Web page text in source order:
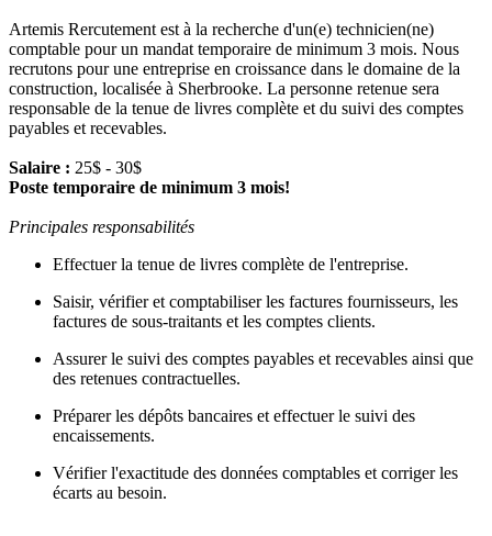
Artemis Rercutement est à la recherche d'un(e) technicien(ne)
comptable pour un mandat temporaire de minimum 3 mois. Nous
recrutons pour une entreprise en croissance dans le domaine de la
construction, localisée à Sherbrooke. La personne retenue sera
responsable de la tenue de livres complète et du suivi des comptes
payables et recevables.
Salaire : 25$ - 30$
Poste temporaire de minimum 3 mois!
Principales responsabilités
Effectuer la tenue de livres complète de l'entreprise.
Saisir, vérifier et comptabiliser les factures fournisseurs, les
factures de sous-traitants et les comptes clients.
Assurer le suivi des comptes payables et recevables ainsi que
des retenues contractuelles.
Préparer les dépôts bancaires et effectuer le suivi des
encaissements.
Vérifier l'exactitude des données comptables et corriger les
écarts au besoin.